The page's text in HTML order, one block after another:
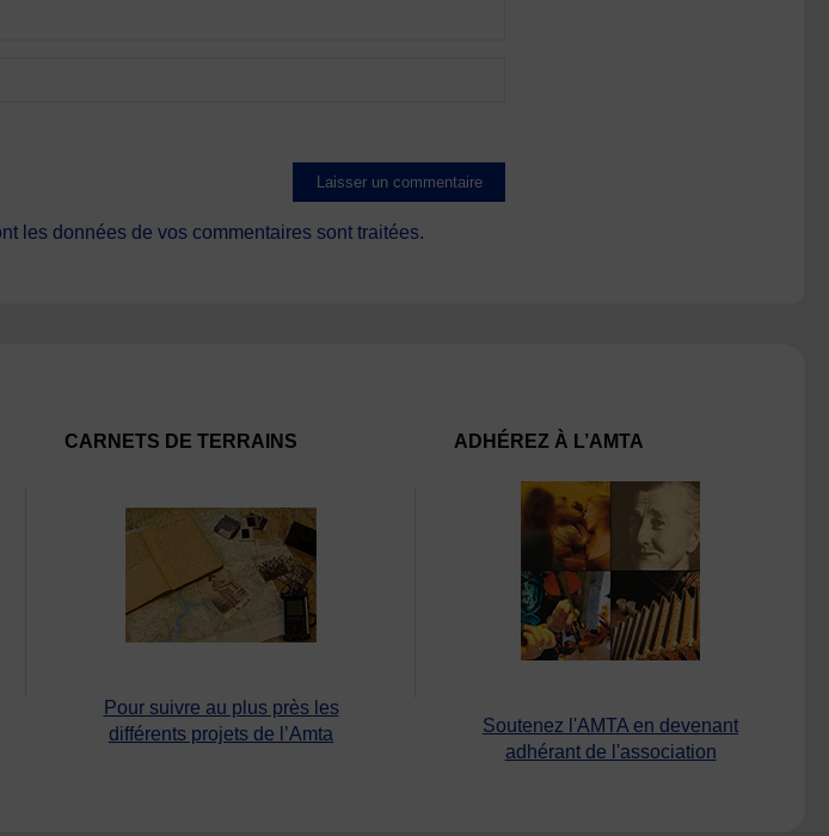
les données de vos commentaires sont traitées.
CARNETS DE TERRAINS
Pour suivre au plus près les
différents projets de l’Amta
ADHÉREZ À L’AMTA
Soutenez l'AMTA en devenant
adhérant de l'association